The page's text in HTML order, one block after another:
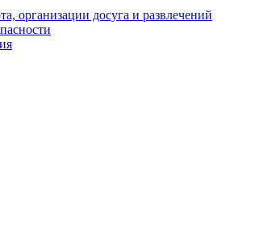
организации досуга и развлечений